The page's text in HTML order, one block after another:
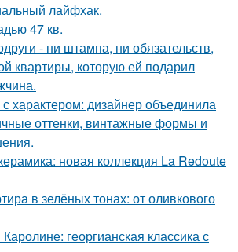
лайфхак.
47 кв.
- ни штампа, ни обязательств,
квартиры, которую ей подарил
характером: дизайнер объединила
оттенки, винтажные формы и
новая коллекция La Redoute
в зелёных тонах: от оливкового
георгианская классика с